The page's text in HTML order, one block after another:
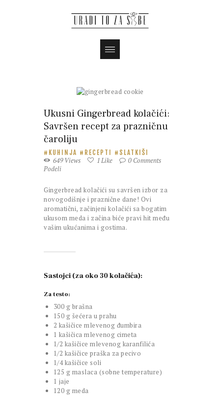
Ukusni Gingerbread kolačići:
Savršen recept za prazničnu
čaroliju
KUHINJA RECEPTI SLATKIŠI
649Views 1 Like 0 Comments
Podeli
Gingerbread kolačići su savršen izbor za
novogodišnje i praznične dane! Ovi
aromatični, začinjeni kolačići sa bogatim
ukusom meda i začina biće pravi hit među
vašim ukućanima i gostima.
Sastojci (za oko 30 kolačića):
Za testo:
300 g brašna
150 g šećera u prahu
2 kašičice mlevenog đumbira
1 kašičica mlevenog cimeta
1/2 kašičice mlevenog karanfilića
1/2 kašičice praška za pecivo
1/4 kašičice soli
125 g maslaca (sobne temperature)
1 jaje
120 g meda